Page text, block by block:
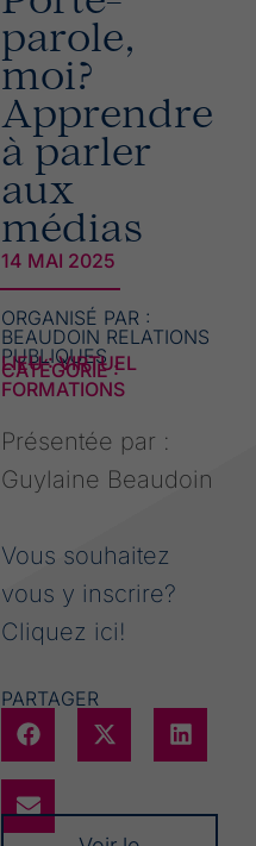
parole,
moi?
Apprendre
à parler
aux
médias
14 MAI 2025
ORGANISÉ PAR :
BEAUDOIN RELATIONS
PUBLIQUES
LIEU : VIRTUEL
CATÉGORIE :
FORMATIONS
Présentée par :
Guylaine Beaudoin
Vous souhaitez
vous y inscrire?
Cliquez ici!
PARTAGER